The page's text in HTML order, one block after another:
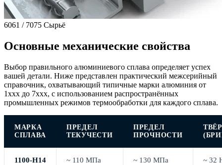
6061 / 7075 Сырьё
Основные механические свойства
Выбор правильного алюминиевого сплава определяет успех
вашей детали. Ниже представлен практический межсерийный
справочник, охватывающий типичные марки алюминия от
1xxx до 7xxx, с использованием распространённых
промышленных режимов термообработки для каждого сплава.
МАРКА
СПЛАВА
ПРЕДЕЛ
ТЕКУЧЕСТИ
ПРЕДЕЛ
ПРОЧНОСТИ
1100-H14 ~ 110 МПа ~ 130 МПа ~ 32